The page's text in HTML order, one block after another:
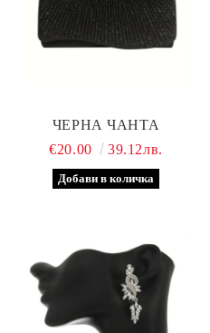
ЧЕРНА ЧАНТА
€20.00
39.12лв.